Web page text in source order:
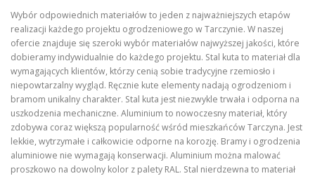
Wybór odpowiednich materiałów to jeden z najważniejszych etapów
realizacji każdego projektu ogrodzeniowego w Tarczynie. W naszej
ofercie znajduje się szeroki wybór materiałów najwyższej jakości, które
dobieramy indywidualnie do każdego projektu. Stal kuta to materiał dla
wymagających klientów, którzy cenią sobie tradycyjne rzemiosło i
niepowtarzalny wygląd. Ręcznie kute elementy nadają ogrodzeniom i
bramom unikalny charakter. Stal kuta jest niezwykle trwała i odporna na
uszkodzenia mechaniczne. Aluminium to nowoczesny materiał, który
zdobywa coraz większą popularność wśród mieszkańców Tarczyna. Jest
lekkie, wytrzymałe i całkowicie odporne na korozję. Bramy i ogrodzenia
aluminiowe nie wymagają konserwacji. Aluminium można malować
proszkowo na dowolny kolor z palety RAL. Stal nierdzewna to materiał